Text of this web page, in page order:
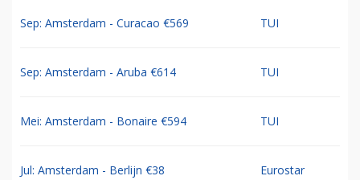
Sep: Amsterdam - Curacao €569 TUI
Sep: Amsterdam - Aruba €614 TUI
Mei: Amsterdam - Bonaire €594 TUI
Jul: Amsterdam - Berlijn €38 Eurostar